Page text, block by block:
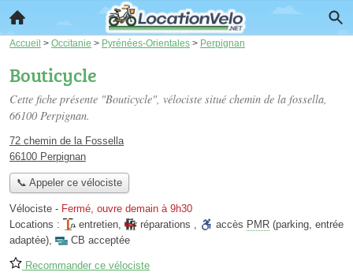
Accueil > Occitanie > Pyrénées-Orientales > Perpignan
Bouticycle
Cette fiche présente "Bouticycle", vélociste situé chemin de la fossella,
66100 Perpignan.
72 chemin de la Fossella
66100 Perpignan
📞 Appeler ce vélociste
Vélociste - Fermé, ouvre demain à 9h30
Locations :
entretien, réparations , accès PMR (parking, entrée
adaptée), CB acceptée
Recommander ce vélociste